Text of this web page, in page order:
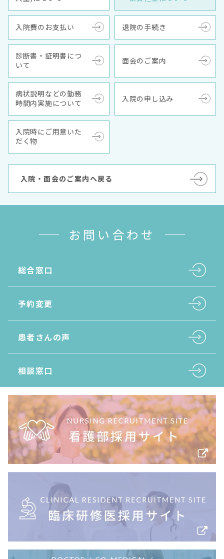
入院費のお支払い 退院の手続き
診断書・証明書につ
いて
面会のご案内
病状説明などの勤務
時間内実施について
入院の申し込み
入院時にご用意いた
だく物
入院・面会のご案内へ戻る
お問い合わせ
総合窓口
予約変更
患者さんの声
相談窓口